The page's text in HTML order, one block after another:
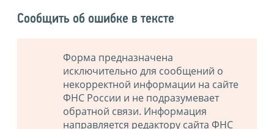
Сообщить об ошибке в тексте
Форма предназначена
исключительно для сообщений о
некорректной информации на сайте
ФНС России и не подразумевает
обратной связи. Информация
направляется редактору сайта ФНС